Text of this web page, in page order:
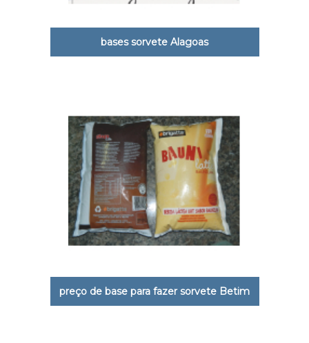
bases sorvete Alagoas
preço de base para fazer sorvete Betim